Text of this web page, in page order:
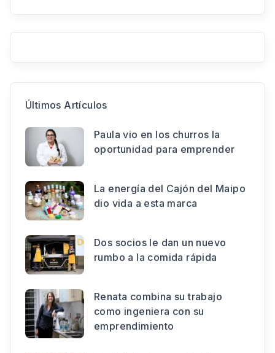
Últimos Artículos
Paula vio en los churros la
oportunidad para emprender
La energía del Cajón del Maipo
dio vida a esta marca
Dos socios le dan un nuevo
rumbo a la comida rápida
Renata combina su trabajo
como ingeniera con su
emprendimiento